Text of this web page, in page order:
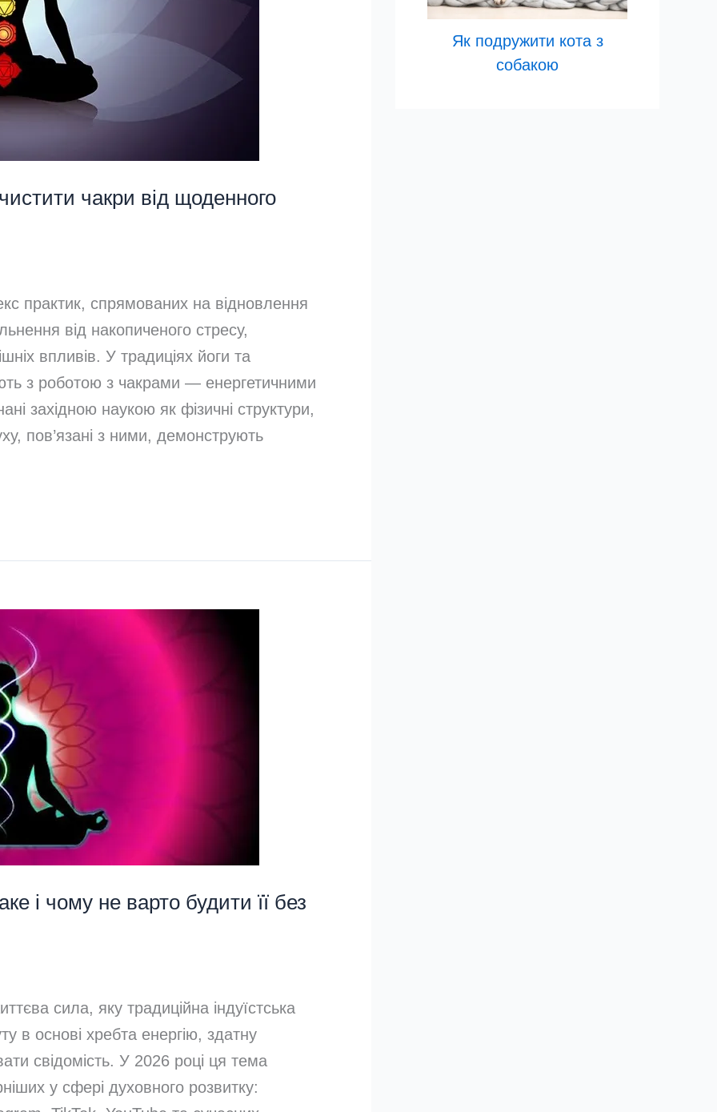
чакри від щоденного
практик, спрямованих на відновлення
від накопиченого стресу,
впливів. У традиціях йоги та
з роботою з чакрами — енергетичними
західною наукою як фізичні структури,
пов’язані з ними, демонструють
і чому не варто будити її без
сила, яку традиційна індуїстська
в основі хребта енергію, здатну
свідомість. У 2026 році ця тема
у сфері духовного розвитку:
Як подружити кота з
собакою